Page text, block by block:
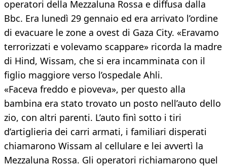
operatori della Mezzaluna Rossa e diffusa dalla
Bbc. Era lunedì 29 gennaio ed era arrivato l’ordine
di evacuare le zone a ovest di Gaza City. «Eravamo
terrorizzati e volevamo scappare» ricorda la madre
di Hind, Wissam, che si era incamminata con il
figlio maggiore verso l’ospedale Ahli.
«Faceva freddo e pioveva», per questo alla
bambina era stato trovato un posto nell’auto dello
zio, con altri parenti. L’auto finì sotto i tiri
d’artiglieria dei carri armati, i familiari disperati
chiamarono Wissam al cellulare e lei avvertì la
Mezzaluna Rossa. Gli operatori richiamarono quel